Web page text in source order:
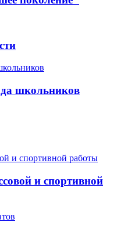
школьников
и спортивной